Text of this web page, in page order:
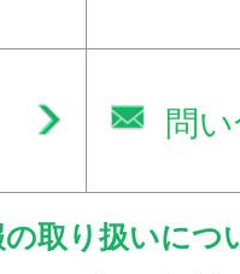
問
の取り扱いにつ